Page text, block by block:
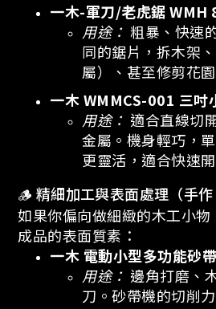
一木-軍刀/老虎鋸 WMH
用途： 粗暴、快速
同的鋸片，拆木架
屬）、甚至修剪花
一木 WMMCS-001 三吋
用途： 適合直線切
金屬。機身輕巧，
更靈活，適合快速開
🪵 精細加工與表面處理（手作
如果你偏向做細緻的木工小
成品的表面質素：
一木 電動小型多功能砂
用途： 邊角打磨、
刀。砂帶機的切削